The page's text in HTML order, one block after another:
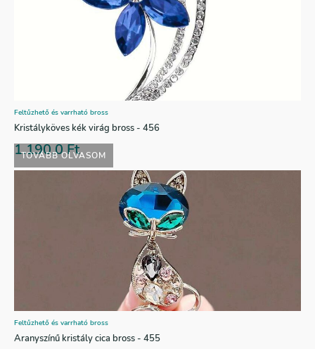
TOVÁBB OLVASOM
Feltűzhető és varrható bross
Kristályköves kék virág bross - 456
1.190,0Ft
Feltűzhető és varrható bross
Aranyszínű kristály cica bross - 455